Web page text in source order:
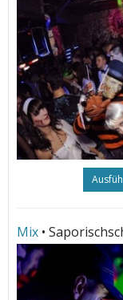
Mix •